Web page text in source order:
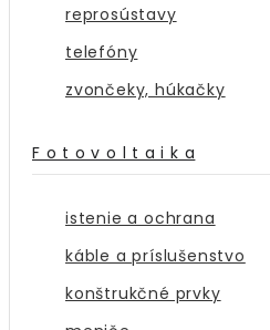
reprosústavy
telefóny
zvončeky, húkačky
F o t o v o l t a i k a
istenie a ochrana
káble a príslušenstvo
konštrukčné prvky